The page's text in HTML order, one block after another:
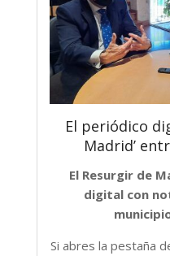
El periódico
Madrid’
El Resurgir de
digital con
Si abres la pestaña